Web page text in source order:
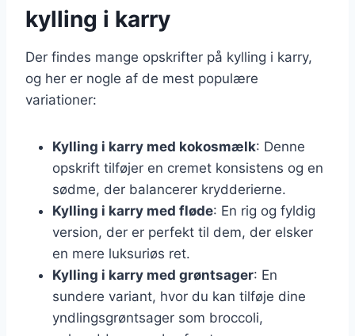
kylling i karry
Der findes mange opskrifter på kylling i karry,
og her er nogle af de mest populære
variationer:
Kylling i karry med kokosmælk: Denne
opskrift tilføjer en cremet konsistens og en
sødme, der balancerer krydderierne.
Kylling i karry med fløde: En rig og fyldig
version, der er perfekt til dem, der elsker
en mere luksuriøs ret.
Kylling i karry med grøntsager: En
sundere variant, hvor du kan tilføje dine
yndlingsgrøntsager som broccoli,